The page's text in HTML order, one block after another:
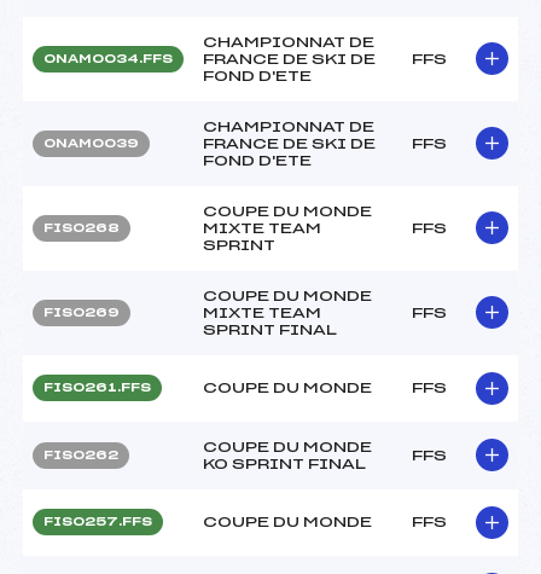
ONAM0034.FFS
CHAMPIONNAT DE
FRANCE DE SKI DE
FOND D'ETE
FFS
ONAM0039
CHAMPIONNAT DE
FRANCE DE SKI DE
FOND D'ETE
FFS
FIS0268
COUPE DU MONDE
MIXTE TEAM
SPRINT
FFS
FIS0269
COUPE DU MONDE
MIXTE TEAM
SPRINT FINAL
FFS
FIS0261.FFS COUPE DU MONDE FFS
FIS0262
COUPE DU MONDE
KO SPRINT FINAL
FFS
FIS0257.FFS COUPE DU MONDE FFS